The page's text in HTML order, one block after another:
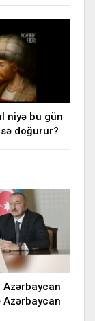
niyə bu gün
doğurur?
Azərbaycan
Azərbaycan